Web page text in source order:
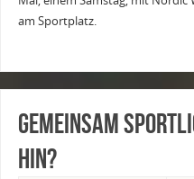
am Sportplatz.
Gemeinsam
hin?